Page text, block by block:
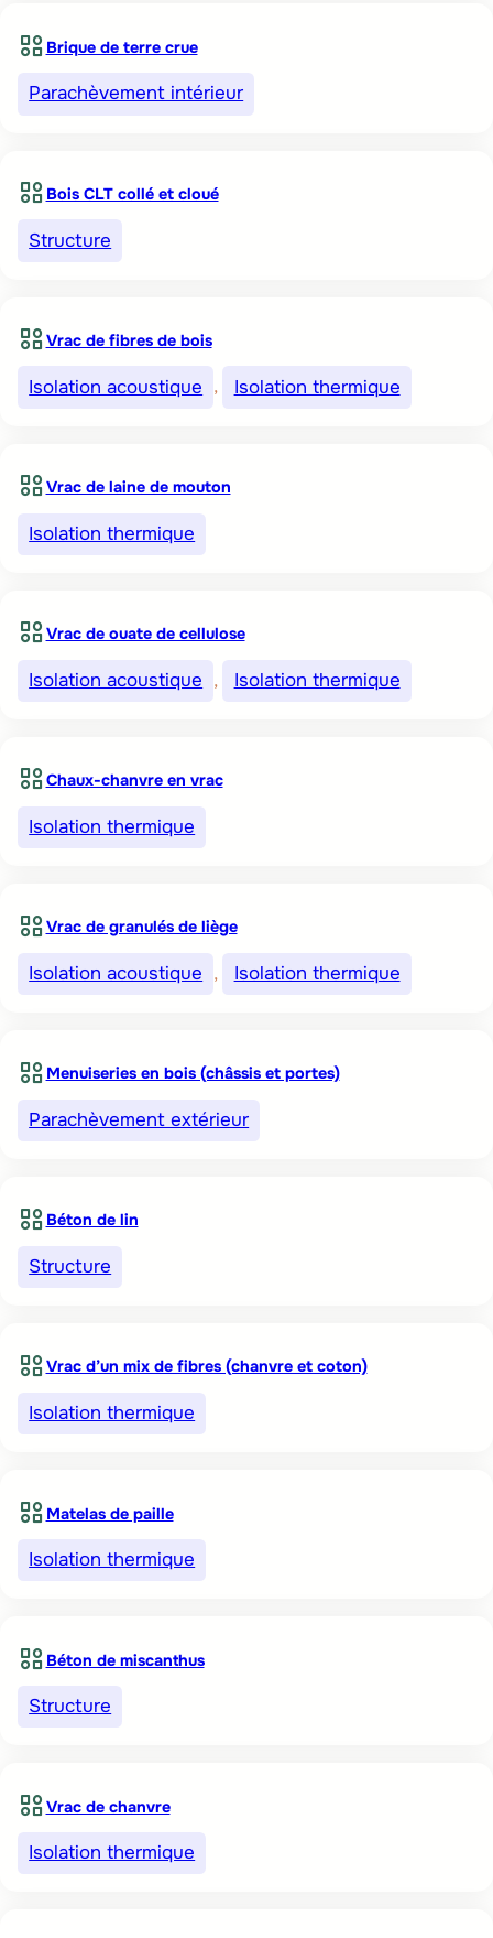
Brique de terre crue
Parachèvement intérieur
Bois CLT collé et cloué
Structure
Vrac de fibres de bois
Isolation acoustique , Isolation thermique
Vrac de laine de mouton
Isolation thermique
Vrac de ouate de cellulose
Isolation acoustique , Isolation thermique
Chaux-chanvre en vrac
Isolation thermique
Vrac de granulés de liège
Isolation acoustique , Isolation thermique
Menuiseries en bois (châssis et portes)
Parachèvement extérieur
Béton de lin
Structure
Vrac d’un mix de fibres (chanvre et coton)
Isolation thermique
Matelas de paille
Isolation thermique
Béton de miscanthus
Structure
Vrac de chanvre
Isolation thermique